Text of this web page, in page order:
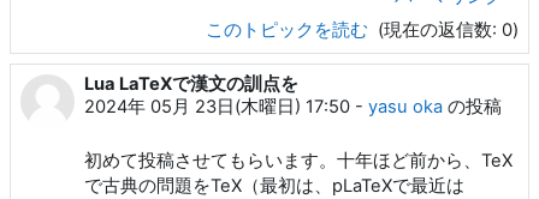
このトピックを読む (現在の返信数: 0)
Lua LaTeXで漢文の訓点を
2024年 05月 23日(木曜日) 17:50 - yasu oka の投稿
初めて投稿させてもらいます。十年ほど前から、TeX
で古典の問題をTeX（最初は、pLaTeXで最近は